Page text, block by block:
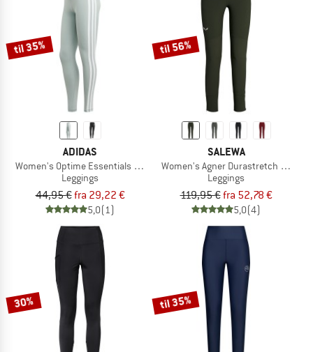
til 35%
ADIDAS
Women's Optime Essentials 3 Stripes Leggings
Leggings
44,95 €fra 29,22 €
5,0(1)
til 56%
SALEWA
Women's Agner Durastretch Tights
Leggings
119,95 €fra 52,78 €
5,0(4)
30% til 35%